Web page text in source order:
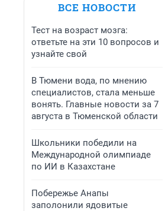
ВСЕ НОВОСТИ
Тест на возраст мозга:
ответьте на эти 10 вопросов и
узнайте свой
В Тюмени вода, по мнению
специалистов, стала меньше
вонять. Главные новости за 7
августа в Тюменской области
Школьники победили на
Международной олимпиаде
по ИИ в Казахстане
Побережье Анапы
заполонили ядовитые